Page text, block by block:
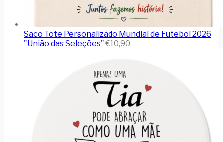
Saco Tote Personalizado Mundial de Futebol 2026
"União das Seleções" €10,90